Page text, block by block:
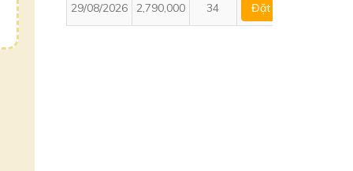
29/08/2026 2,790,000 34 Đặt ngay